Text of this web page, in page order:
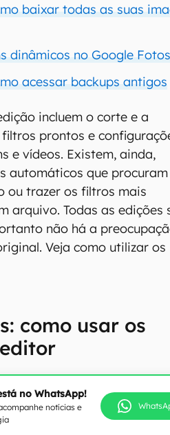
baixar todas as suas
dinâmicos no Google Fotos
acessar backups antigos
incluem o corte e a
prontos e
e vídeos. Existem, ainda,
automáticos que procuram
ou trazer os filtros mais
arquivo. Todas as edições
não há a
Veja como utilizar os
como usar os
no WhatsApp!
notícias e